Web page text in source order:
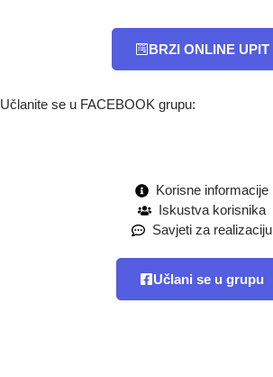
BRZI ONLINE UPIT
Učlanite se u FACEBOOK grupu:
Korisne informacije
Iskustva korisnika
Savjeti za realizaciju
Učlani se u grupu